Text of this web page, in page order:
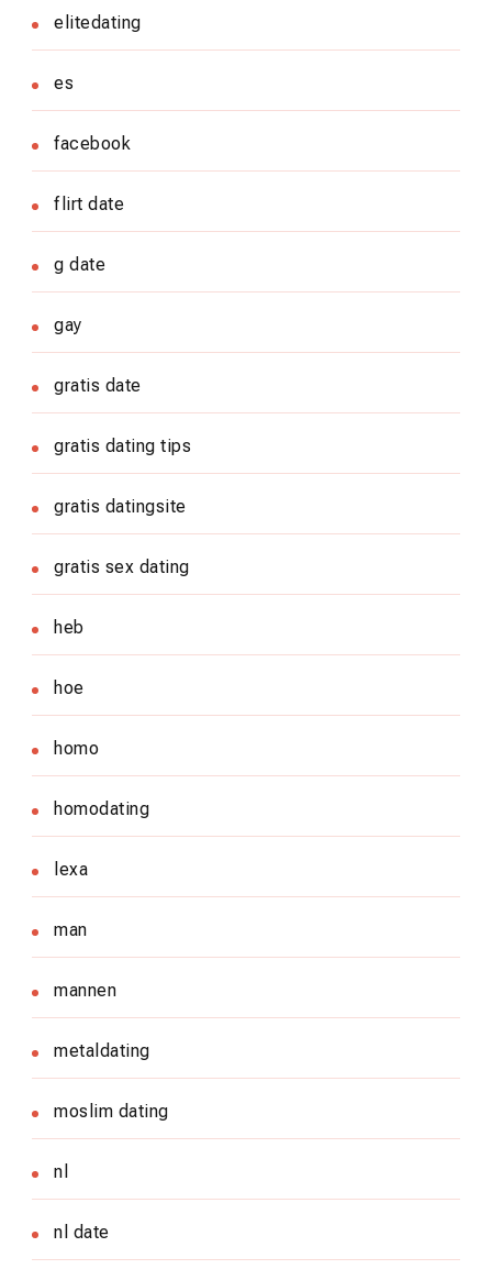
elitedating
es
facebook
flirt date
g date
gay
gratis date
gratis dating tips
gratis datingsite
gratis sex dating
heb
hoe
homo
homodating
lexa
man
mannen
metaldating
moslim dating
nl
nl date